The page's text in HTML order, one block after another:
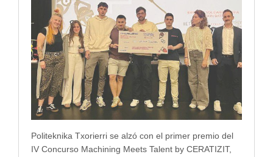
Politeknika Txorierri se alzó con el primer premio del
IV Concurso Machining Meets Talent by CERATIZIT,